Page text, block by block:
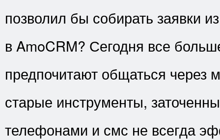
позволил бы собирать заявки
в AmoCRM? Сегодня все
предпочитают общаться через
старые инструменты,
телефонами и смс не всегда